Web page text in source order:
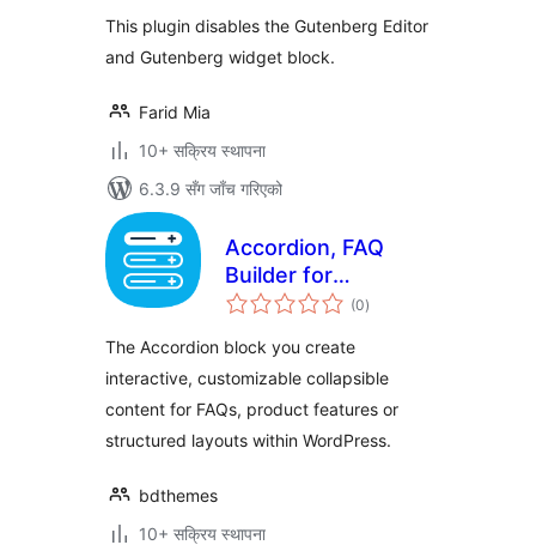
This plugin disables the Gutenberg Editor
and Gutenberg widget block.
Farid Mia
10+ सक्रिय स्थापना
6.3.9 सँग जाँच गरिएको
Accordion, FAQ
Builder for
Gutenberg Block
(0कुल
रेटिङ्गहरू
)
The Accordion block you create
interactive, customizable collapsible
content for FAQs, product features or
structured layouts within WordPress.
bdthemes
10+ सक्रिय स्थापना